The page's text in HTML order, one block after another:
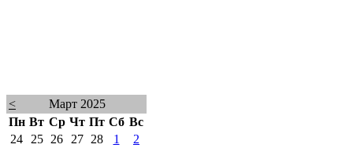
<
Март 2025
Пн Вт Ср Чт Пт Сб Вс
24
25 26 27 28 1
2